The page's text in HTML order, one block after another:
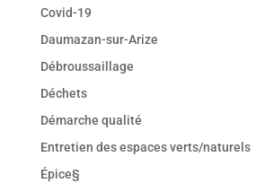
Covid-19
Daumazan-sur-Arize
Débroussaillage
Déchets
Démarche qualité
Entretien des espaces verts/naturels
Épice§